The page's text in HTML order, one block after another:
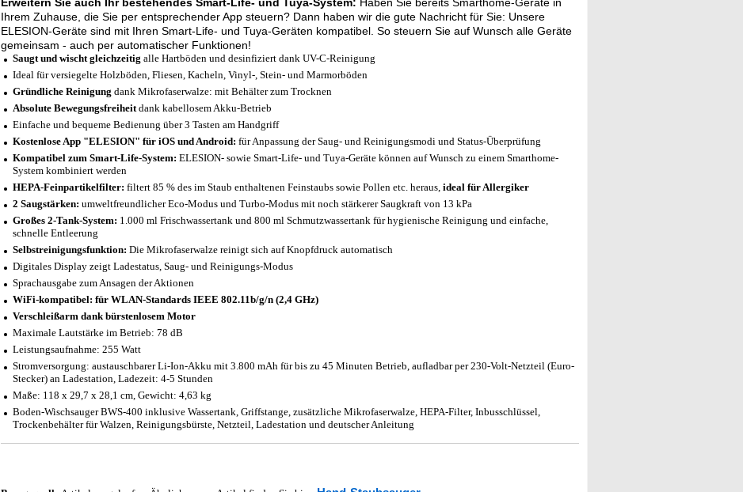
Ihrem Zuhause, die Sie per entsprechender App steuern? Dann haben wir die gute Nachricht für Sie: Unsere
ELESION-Geräte sind mit Ihren Smart-Life- und Tuya-Geräten kompatibel. So steuern Sie auf Wunsch alle Geräte
gemeinsam - auch per automatischer Funktionen!
Saugt und wischt gleichzeitig alle Hartböden und desinfiziert dank UV-C-Reinigung
Ideal für versiegelte Holzböden, Fliesen, Kacheln, Vinyl-, Stein- und Marmorböden
Gründliche Reinigung dank Mikrofaserwalze: mit Behälter zum Trocknen
Absolute Bewegungsfreiheitdank kabellosem Akku-Betrieb
Einfache und bequeme Bedienung über 3 Tasten am Handgriff
Kostenlose App "ELESION" für iOS und Android: für Anpassung der Saug- und Reinigungsmodi und Status-Überprüfung
Kompatibel zum Smart-Life-System: ELESION- sowie Smart-Life- und Tuya-Geräte können auf Wunsch zu einem Smarthome-
System kombiniert werden
HEPA-Feinpartikelfilter: filtert 85 % des im Staub enthaltenen Feinstaubs sowie Pollen etc. heraus, ideal für Allergiker
2 Saugstärken: umweltfreundlicher Eco-Modus und Turbo-Modus mit noch stärkerer Saugkraft von 13 kPa
Großes 2-Tank-System: 1.000 ml Frischwassertank und 800 ml Schmutzwassertank für hygienische Reinigung und einfache,
schnelle Entleerung
Selbstreinigungsfunktion: Die Mikrofaserwalze reinigt sich auf Knopfdruck automatisch
Digitales Display zeigt Ladestatus, Saug- und Reinigungs-Modus
Sprachausgabe zum Ansagen der Aktionen
WiFi-kompatibel: für WLAN-Standards IEEE 802.11b/g/n (2,4 GHz)
Verschleißarm dank bürstenlosem Motor
Maximale Lautstärke im Betrieb: 78 dB
Leistungsaufnahme: 255 Watt
Stromversorgung: austauschbarer Li-Ion-Akku mit 3.800 mAh für bis zu 45 Minuten Betrieb, aufladbar per 230-Volt-Netzteil (Euro-
Stecker) an Ladestation, Ladezeit: 4-5 Stunden
Maße: 118 x 29,7 x 28,1 cm, Gewicht: 4,63 kg
Boden-Wischsauger BWS-400 inklusive Wassertank, Griffstange, zusätzliche Mikrofaserwalze, HEPA-Filter, Inbusschlüssel,
Trockenbehälter für Walzen, Reinigungsbürste, Netzteil, Ladestation und deutscher Anleitung